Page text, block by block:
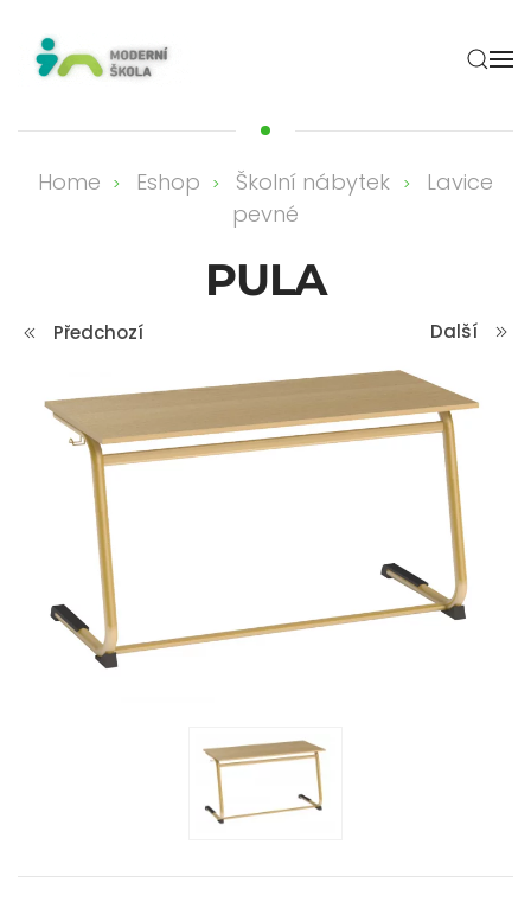
Skip to main content
Home Eshop Školní nábytek
Lavice
pevné
PULA
Předchozí Další